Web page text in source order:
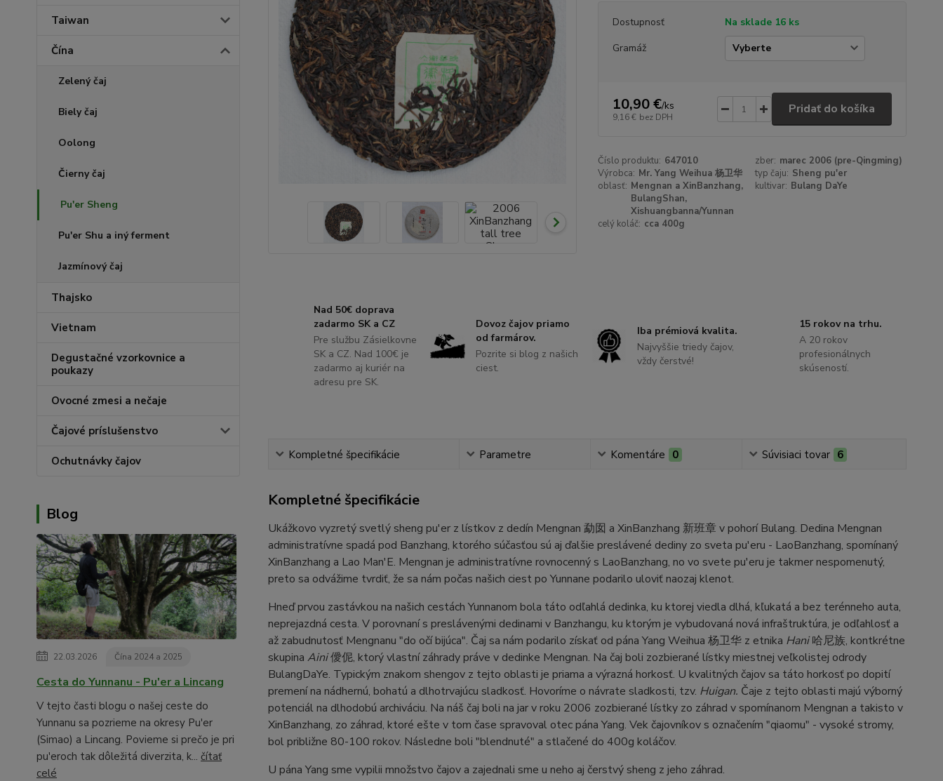
Taiwan
Čína
Zelený čaj
Biely čaj
Oolong
Čierny čaj
Pu'er Sheng
Pu'er Shu a iný ferment
Jazmínový čaj
Thajsko
Vietnam
Degustačné vzorkovnice a
poukazy
Ovocné zmesi a nečaje
Čajové príslušenstvo
Ochutnávky čajov
Blog
22.03.2026 Čína 2024 a 2025
Cesta do Yunnanu - Pu'er a Lincang
V tejto časti blogu o našej ceste do
Yunnanu sa pozrieme na okresy Pu'er
(Simao) a Lincang. Povieme si prečo je pri
pu'eroch tak dôležitá diverzita, k... čítať
celé
Dostupnosť
Na sklade 16 ks
Gramáž
10,90 €/ks
9,16 € bez DPH
Pridať do košíka
Číslo produktu: 647010 zber: marec 2006 (pre-Qingming)
Výrobca: Mr. Yang Weihua 杨卫华 typ čaju: Sheng pu'er
oblasť: Mengnan a XinBanzhang,
BulangShan,
Xishuangbanna/Yunnan
kultivar: Bulang DaYe
celý koláč: cca 400g
Nad 50€ doprava
zadarmo SK a CZ
Pre službu Zásielkovne
SK a CZ. Nad 100€ je
zadarmo aj kuriér na
adresu pre SK.
Dovoz čajov priamo
od farmárov.
Pozrite si blog z našich
ciest.
Iba prémiová kvalita.
Najvyššie triedy čajov,
vždy čerstvé!
15 rokov na trhu.
A 20 rokov
profesionálnych
skúseností.
Kompletné špecifikácie Parametre Komentáre 0 Súvisiaci tovar 6
Kompletné špecifikácie
Ukážkovo vyzretý svetlý sheng pu'er z lístkov z dedín Mengnan 勐囡 a XinBanzhang 新班章 v pohorí Bulang. Dedina Mengnan
administratívne spadá pod Banzhang, ktorého súčasťou sú aj ďalšie preslávené dediny zo sveta pu'eru - LaoBanzhang, spomínaný
XinBanzhang a Lao Man'E. Mengnan je administratívne rovnocenný s LaoBanzhang, no vo svete pu'eru je takmer nespomenutý,
preto sa odvážime tvrdiť, že sa nám počas našich ciest po Yunnane podarilo uloviť naozaj klenot.
Hneď prvou zastávkou na našich cestách Yunnanom bola táto odľahlá dedinka, ku ktorej viedla dlhá, kľukatá a bez terénneho auta,
neprejazdná cesta. V porovnaní s preslávenými dedinami v Banzhangu, ku ktorým je vybudovaná nová infraštruktúra, je odľahlosť a
až zabudnutosť Mengnanu "do očí bijúca". Čaj sa nám podarilo získať od pána Yang Weihua 杨卫华 z etnika Hani哈尼族, kontkrétne
skupina Aini僾伲, ktorý vlastní záhrady práve v dedinke Mengnan. Na čaj boli zozbierané lístky miestnej veľkolistej odrody
BulangDaYe. Typickým znakom shengov z tejto oblasti je priama a výrazná horkosť. U kvalitných čajov sa táto horkosť po dopití
premení na nádhernú, bohatú a dlhotrvajúcu sladkosť. Hovoríme o návrate sladkosti, tzv. Huigan. Čaje z tejto oblasti majú výborný
potenciál na dlhodobú archiváciu. Na náš čaj boli na jar v roku 2006 zozbierané lístky zo záhrad v spomínanom Mengnan a takisto v
XinBanzhang, zo záhrad, ktoré ešte v tom čase spravoval otec pána Yang. Vek čajovníkov s označením "qiaomu" - vysoké stromy,
bol približne 80-100 rokov. Následne boli "blendnuté" a stlačené do 400g koláčov.
U pána Yang sme vypilii množstvo čajov a zajednali sme u neho aj čerstvý sheng z jeho záhrad.